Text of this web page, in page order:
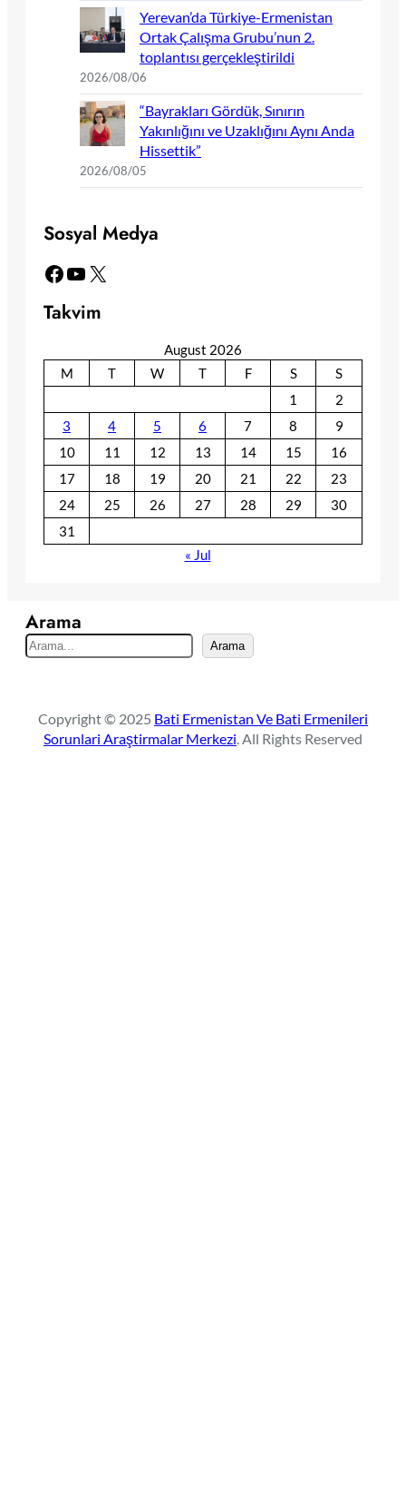
Yerevan’da Türkiye-Ermenistan
Ortak Çalışma Grubu’nun 2.
toplantısı gerçekleştirildi
2026/08/06
“Bayrakları Gördük, Sınırın
Yakınlığını ve Uzaklığını Aynı Anda
Hissettik”
2026/08/05
Sosyal Medya
Facebook YouTube X
Takvim
August 2026
M
T W T F S
S
1
2
3
4 5 6 7 8
9
10
11 12 13 14 15
16
17
18 19 20 21 22
23
24
25 26 27 28 29
30
31
« Jul
Arama
e
c
h
Arama
Copyright © 2025 Bati Ermenistan Ve Bati Ermenileri
Sorunlari Araştirmalar Merkezi. All Rights Reserved